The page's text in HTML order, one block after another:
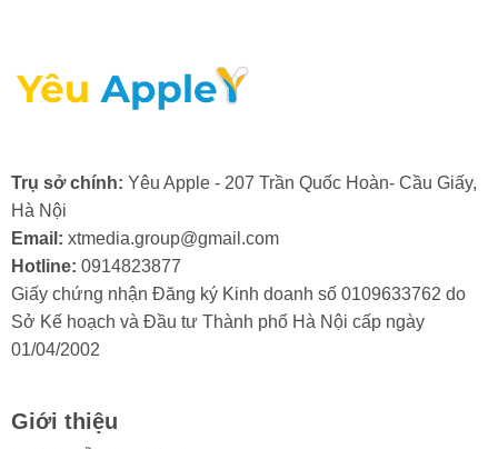
iPhone nhanh chóng, đảm
bảo sửa nhanh lấy ngay.
chính hãng, Yeuapple.vn
là lựa chọn số một cho
dịch vụ thay kính lưng
iPhone giá rẻ, uy tín, chất
lượng tại Hà Nội.
Không những thế, Dịch vụ sửa chữa, thay kính lưng
Trụ sở chính: Yêu Apple - 207 Trần Quốc Hoàn- Cầu Giấy,
Hà Nội
Email: xtmedia.group@gmail.com
Hotline: 0914823877
Giấy chứng nhận Đăng ký Kinh doanh số 0109633762 do
Sở Kế hoạch và Đầu tư Thành phố Hà Nội cấp ngày
01/04/2002
Giới thiệu